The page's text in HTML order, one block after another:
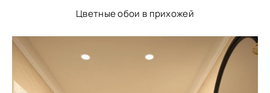
Цветные обои в прихожей